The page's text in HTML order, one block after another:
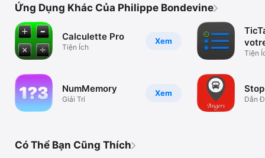
Ứng Dụng Khác Của Philippe Bondevine
Xem
Calculette Pro
Tiện Ích
Xem
NumMemory
Giải Trí
Tiện
Dẫn
Có Thể Bạn Cũng Thích